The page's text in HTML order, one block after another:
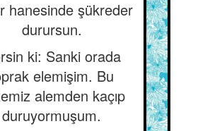
hanesinde şükreder
durursun.
ki: Sanki orada
elemişim. Bu
alemden kaçıp
duruyormuşum.